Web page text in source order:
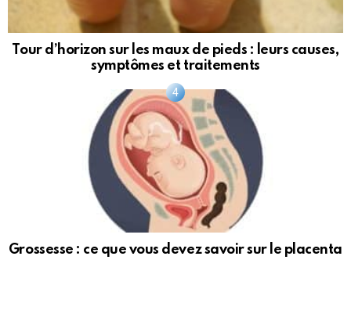
Tour d’horizon sur les maux de pieds : leurs causes,
symptômes et traitements
Grossesse : ce que vous devez savoir sur le placenta